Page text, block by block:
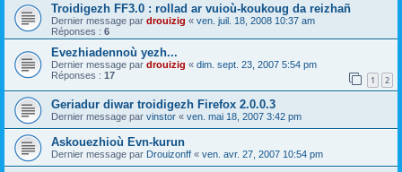
Troidigezh FF3.0 : rollad ar vuioù-koukoug da reizhañ
Dernier message par drouizig « ven. juil. 18, 2008 10:37 am
Réponses : 6
Evezhiadennoù yezh...
Dernier message par drouizig « dim. sept. 23, 2007 5:54 pm
Réponses : 17 1 2
Geriadur diwar troidigezh Firefox 2.0.0.3
Dernier message par vinstor « ven. mai 18, 2007 3:42 pm
Askouezhioù Evn-kurun
Dernier message par Drouizonff « ven. avr. 27, 2007 10:54 pm